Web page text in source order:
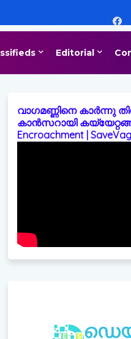
Editorial
വാഗമണ്ണിനെ കാർന്നു
കാൻസറായി
Encroachment |